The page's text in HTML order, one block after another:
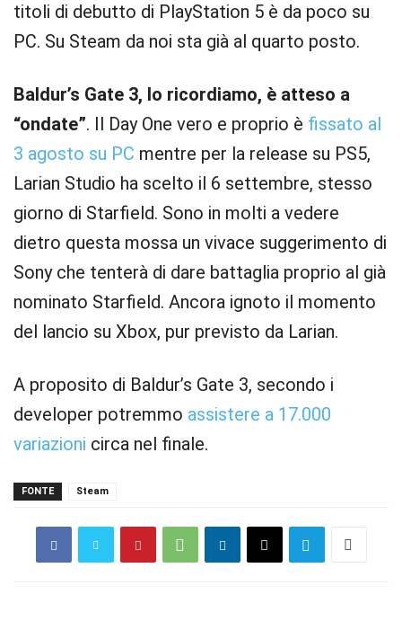
titoli di debutto di PlayStation 5 è da poco su
PC. Su Steam da noi sta già al quarto posto.
Baldur’s Gate 3, lo ricordiamo, è atteso a
“ondate”. Il Day One vero e proprio è fissato al
3 agosto su PC mentre per la release su PS5,
Larian Studio ha scelto il 6 settembre, stesso
giorno di Starfield. Sono in molti a vedere
dietro questa mossa un vivace suggerimento di
Sony che tenterà di dare battaglia proprio al già
nominato Starfield. Ancora ignoto il momento
del lancio su Xbox, pur previsto da Larian.
A proposito di Baldur’s Gate 3, secondo i
developer potremmo assistere a 17.000
variazioni circa nel finale.
FONTE Steam